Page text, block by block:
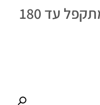
כסא גלגלים חשמלי מתקפל עד 180